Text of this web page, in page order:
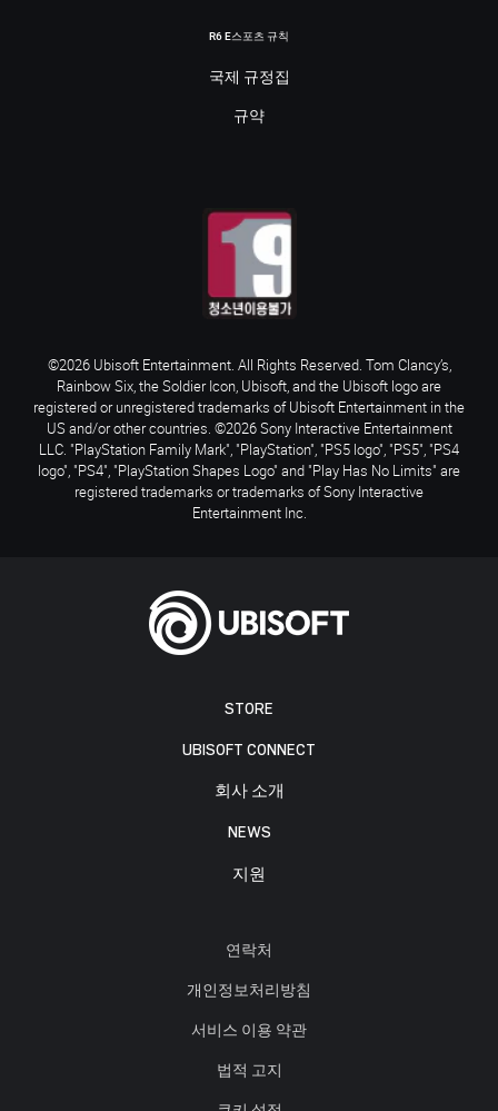
STORE
UBISOFT CONNECT
회사 소개
NEWS
지원
연락처
개인정보처리방침
서비스 이용 약관
법적 고지
R6 E스포츠 규칙
국제 규정집
규약
©2026 Ubisoft Entertainment. All Rights Reserved. Tom Clancy’s,
Rainbow Six, the Soldier Icon, Ubisoft, and the Ubisoft logo are
registered or unregistered trademarks of Ubisoft Entertainment in the
US and/or other countries. ©2026 Sony Interactive Entertainment
LLC. "PlayStation Family Mark", "PlayStation", "PS5 logo", "PS5", "PS4
logo", "PS4", "PlayStation Shapes Logo" and "Play Has No Limits" are
registered trademarks or trademarks of Sony Interactive
Entertainment Inc.